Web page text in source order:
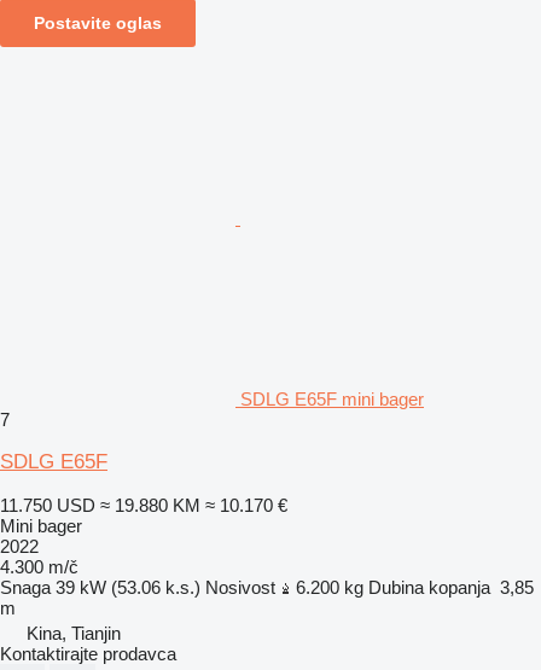
Postavite oglas
SDLG E65F mini bager
7
SDLG E65F
11.750 USD ≈ 19.880 KM ≈ 10.170 €
Mini bager
2022
4.300 m/č
Snaga 39 kW (53.06 k.s.) Nosivost 6.200 kg Dubina kopanja 3,85
m
Kina, Tianjin
Kontaktirajte prodavca